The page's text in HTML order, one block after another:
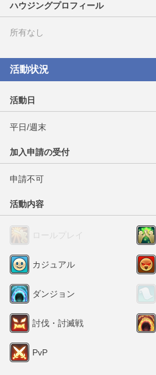
ハウジングプロフィール
所有なし
活動状況
活動日
平日/週末
加入申請の受付
申請不可
活動内容
ロールプレイ
カジュアル
ダンジョン
討伐・討滅戦
PvP